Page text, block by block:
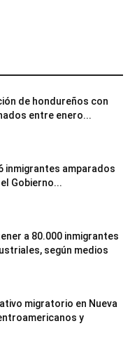
de hondureños con
entre enero...
inmigrantes amparados
Gobierno...
a 80.000 inmigrantes
según medios
migratorio en Nueva
y